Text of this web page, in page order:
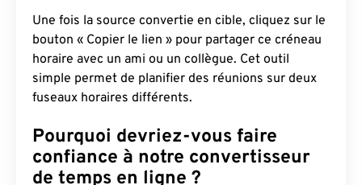
Une fois la source convertie en cible, cliquez sur le
bouton « Copier le lien » pour partager ce créneau
horaire avec un ami ou un collègue. Cet outil
simple permet de planifier des réunions sur deux
fuseaux horaires différents.
Pourquoi devriez-vous faire
confiance à notre convertisseur
de temps en ligne ?